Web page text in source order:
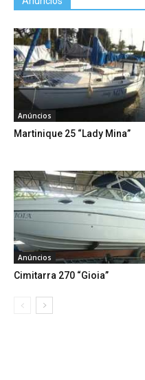
Anúncios
Martinique 25 “Lady Mina”
Anúncios
Cimitarra 270 “Gioia”